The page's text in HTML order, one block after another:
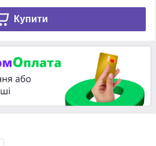
Купити